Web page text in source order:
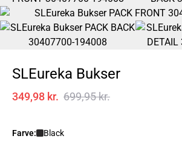
SLEureka Bukser
349,98 kr. 699,95 kr.
Farve: Black